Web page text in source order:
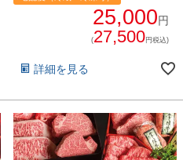
25,000円
(27,500円税込)
詳細を見る